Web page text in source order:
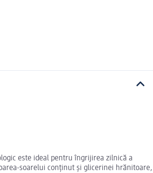
este ideal pentru îngrijirea zilnică a
soarelui conținut și glicerinei hrănitoare,